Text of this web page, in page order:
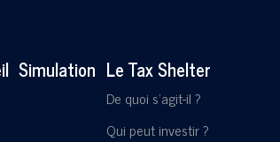
Simulation Le Tax Shelter
De quoi s'agit-il ?
Qui peut investir ?